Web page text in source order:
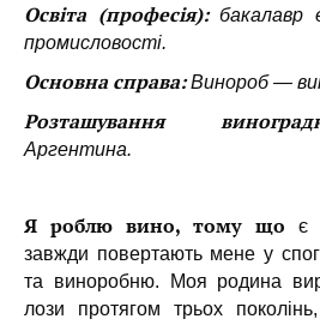
Освіта (професія):бакалавр
промисловості.
Основна справа:Винороб —
Розташування
Аргентина.
Я роблю вино, тому що є
завжди повертають мене у
та виноробню. Моя родина
лози протягом трьох